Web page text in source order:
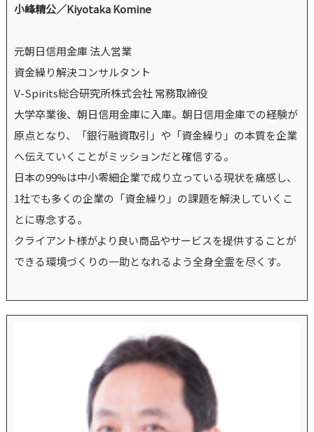
小峰精公／Kiyotaka Komine
元朝日信用金庫 法人営業
資金繰り解決コンサルタント
V-Spirits総合研究所株式会社 常務取締役
大学卒業後、朝日信用金庫に入庫。朝日信用金庫での経験が
原点となり、「銀行融資取引」や「資金繰り」の本質を企業
へ伝えていくことがミッションだと確信する。
日本の99%は中小零細企業で成り立っている現状を痛感し、
1社でも多くの企業の「資金繰り」の課題を解決していくこ
とに専念する。
クライアント様がより良い商品やサービスを提供することが
できる環境づくりの一助となれるよう全身全霊を尽くす。